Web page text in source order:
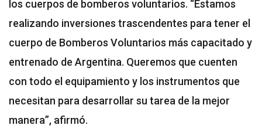
los cuerpos de bomberos voluntarios. “Estamos
realizando inversiones trascendentes para tener el
cuerpo de Bomberos Voluntarios más capacitado y
entrenado de Argentina. Queremos que cuenten
con todo el equipamiento y los instrumentos que
necesitan para desarrollar su tarea de la mejor
manera”, afirmó.